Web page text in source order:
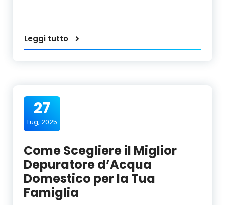
Leggi tutto
27
Lug, 2025
Come Scegliere il Miglior
Depuratore d’Acqua
Domestico per la Tua
Famiglia